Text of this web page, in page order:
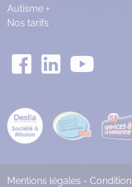
Autisme +
Nos tarifs
Mentions légales -